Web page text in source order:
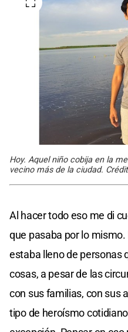
Hoy. Aquel niño cobija en la
vecino más de la ciudad.
Al hacer todo eso me di
que pasaba por lo
estaba lleno de personas
cosas, a pesar de las
con sus familias, con sus
tipo de heroísmo